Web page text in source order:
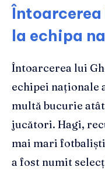
Întoarcerea
la echipa
Întoarcerea lui
echipei naționale
multă bucurie
jucători. Hagi,
mai mari
a fost numit